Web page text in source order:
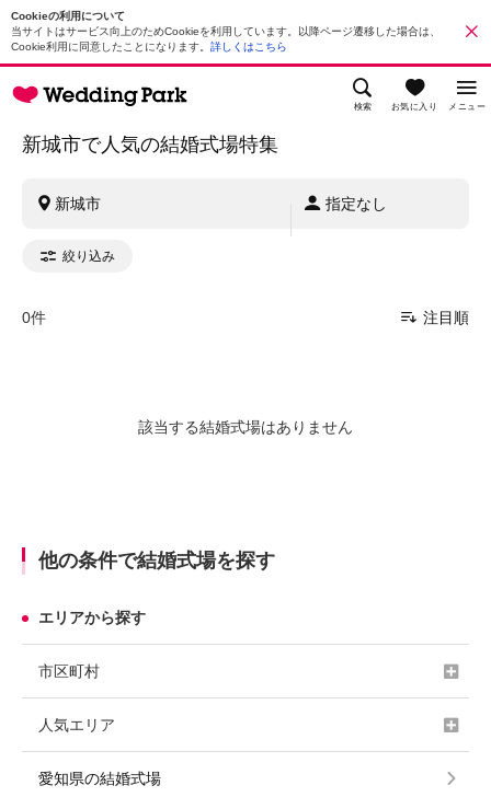
Cookieの利用について
当サイトはサービス向上のためCookieを利用しています。以降ページ遷移した場合は、
Cookie利用に同意したことになります。 詳しくはこちら
検索 お気に入り メニュー
新城市で人気の結婚式場特集
新城市 指定なし
絞り込み
0件 注目順
該当する結婚式場はありません
他の条件で結婚式場を探す
エリアから探す
市区町村
人気エリア
愛知県の結婚式場